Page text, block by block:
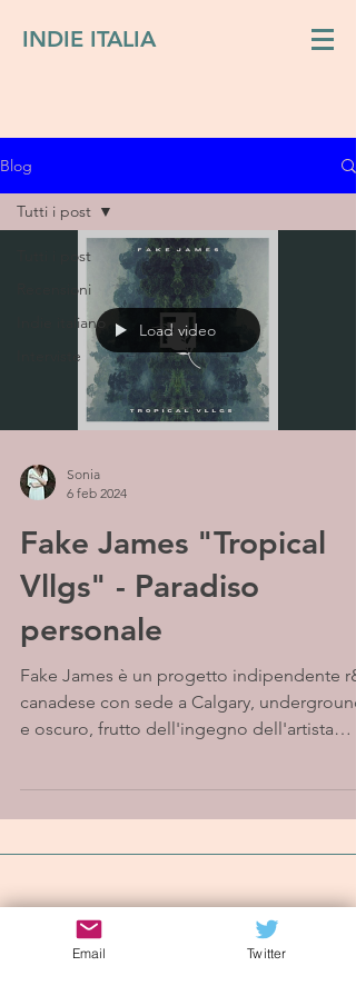
INDIE ITALIA
Blog
Tutti i post
Recensioni
Indie italiano
Interviste
Tutti i post
Load video
Sonia
6 feb 2024
Fake James "Tropical
Vllgs" - Paradiso
personale
Fake James è un progetto indipendente
canadese con sede a Calgary, underground
e oscuro, frutto dell'ingegno dell'artista
Iscriviti alla mailing list
Email Twitter